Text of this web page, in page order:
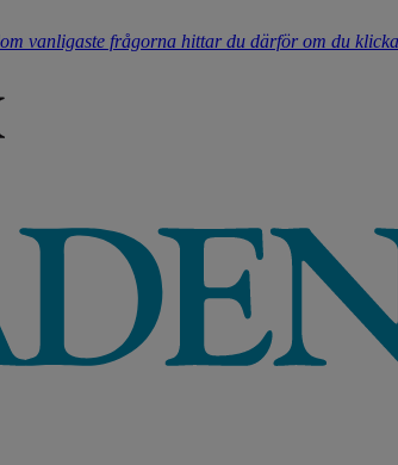
vanligaste frågorna hittar du därför om du